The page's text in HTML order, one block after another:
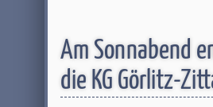
Am Sonnabend
die KG Görlitz-